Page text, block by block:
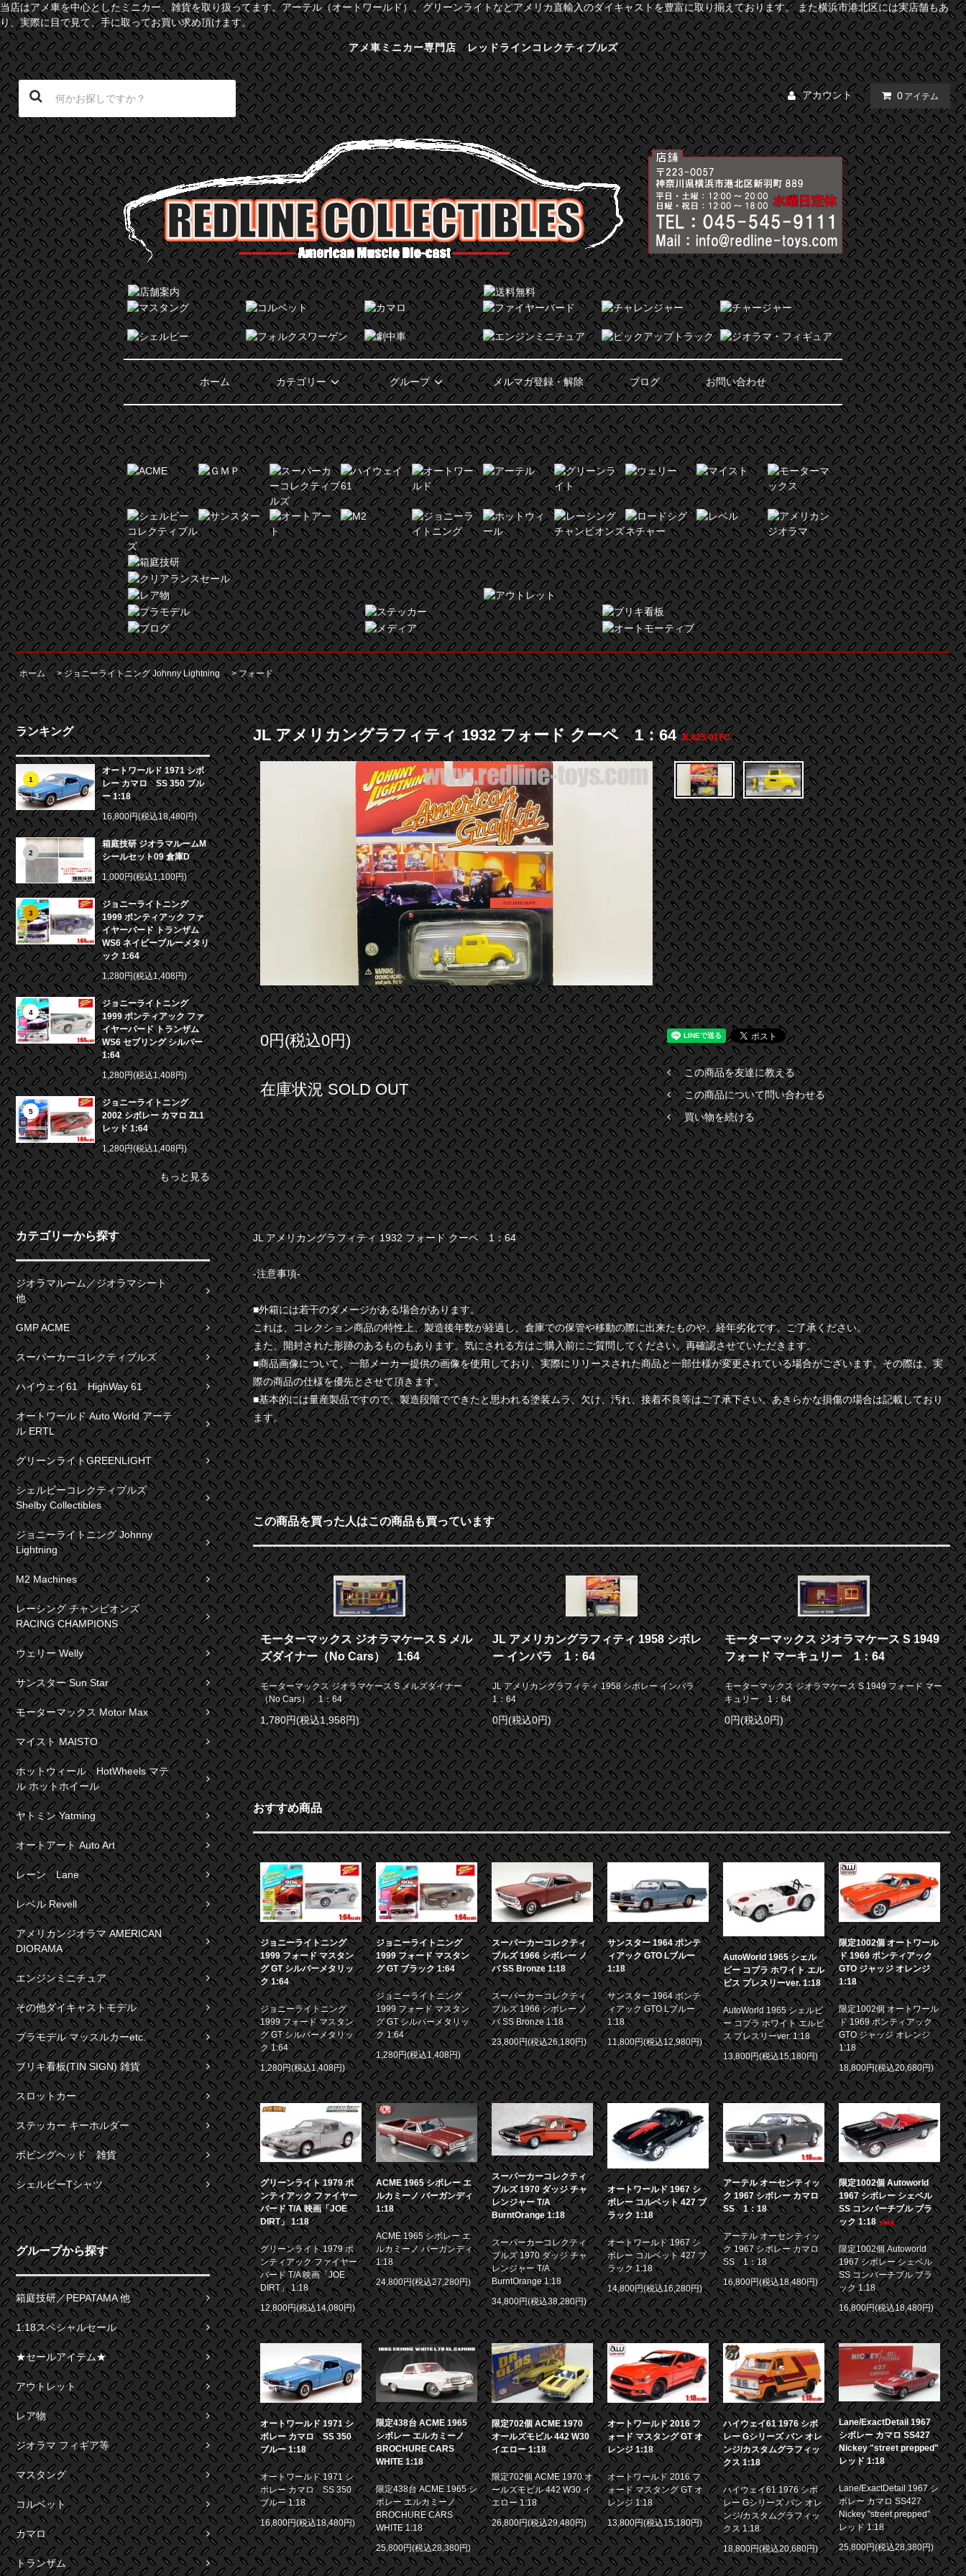
当店はアメ車を中心としたミニカー、雑貨を取り扱ってます。アーテル（オートワールド）、グリーンライトなどアメリカ直輸入のダイキャストを豊富に取り揃えております。 また横浜市港北区には実店舗もあ
り、実際に目で見て、手に取ってお買い求め頂けます。
アメ車ミニカー専門店 レッドラインコレクティブルズ
アカウント 0 アイテム
ホーム カテゴリー グループ メルマガ登録・解除 ブログ お問い合わせ
ホーム >ジョニーライトニング Johnny Lightning > フォード
ランキング
1
オートワールド 1971 シボ
レー カマロ SS 350 ブル
ー 1:18
16,800円(税込18,480円)
2
箱庭技研 ジオラマルームM
シールセット09 倉庫D
1,000円(税込1,100円)
3
ジョニーライトニング
1999 ポンティアック ファ
イヤーバード トランザム
WS6 ネイビーブルーメタリ
ック 1:64
1,280円(税込1,408円)
4
ジョニーライトニング
1999 ポンティアック ファ
イヤーバード トランザム
WS6 セブリング シルバー
1:64
1,280円(税込1,408円)
5
ジョニーライトニング
2002 シボレー カマロ ZL1
レッド 1:64
1,280円(税込1,408円)
もっと見る
カテゴリーから探す
ジオラマルーム／ジオラマシート
他
GMP ACME
スーパーカーコレクティブルズ
ハイウェイ61 HighWay 61
オートワールド Auto World アーテ
ル ERTL
グリーンライトGREENLIGHT
シェルビーコレクティブルズ
Shelby Collectibles
ジョニーライトニング Johnny
Lightning
M2 Machines
レーシング チャンピオンズ
RACING CHAMPIONS
ウェリー Welly
サンスター Sun Star
モーターマックス Motor Max
マイスト MAISTO
ホットウィール HotWheels マテ
ル ホットホイール
ヤトミン Yatming
オートアート Auto Art
レーン Lane
レベル Revell
アメリカンジオラマ AMERICAN
DIORAMA
エンジンミニチュア
その他ダイキャストモデル
プラモデル マッスルカーetc.
ブリキ看板(TIN SIGN) 雑貨
スロットカー
ステッカー キーホルダー
ボビングヘッド 雑貨
シェルビーTシャツ
グループから探す
箱庭技研／PEPATAMA 他
1:18スペシャルセール
★セールアイテム★
アウトレット
レア物
ジオラマ フィギア等
マスタング
コルベット
カマロ
トランザム
JL アメリカングラフィティ 1932 フォード クーペ 1：64JL425-01FC
0円(税込0円)
在庫状況 SOLD OUT
この商品を友達に教える
この商品について問い合わせる
買い物を続ける
JL アメリカングラフィティ 1932 フォード クーペ 1：64
-注意事項-
■外箱には若干のダメージがある場合があります。
これは、コレクション商品の特性上、製造後年数が経過し、倉庫での保管や移動の際に出来たものや、経年劣化です。ご了承ください。
また、開封された形跡のあるものもあります。気にされる方はご購入前にご質問してください。再確認させていただきます。
■商品画像について、一部メーカー提供の画像を使用しており、実際にリリースされた商品と一部仕様が変更されている場合がございます。その際は、実
際の商品の仕様を優先とさせて頂きます。
■基本的には量産製品ですので、製造段階でできたと思われる塗装ムラ、欠け、汚れ、接着不良等はご了承下さい。あきらかな損傷の場合は記載しており
ます。
この商品を買った人はこの商品も買っています
モーターマックス ジオラマケース S メル
ズダイナー（No Cars） 1:64
モーターマックス ジオラマケース S メルズダイナー
（No Cars） 1：64
1,780円(税込1,958円)
JL アメリカングラフィティ 1958 シボレ
ー インパラ 1：64
JL アメリカングラフィティ 1958 シボレー インパラ
1：64
0円(税込0円)
モーターマックス ジオラマケース S 1949
フォード マーキュリー 1：64
モーターマックス ジオラマケース S 1949 フォード マー
キュリー 1：64
0円(税込0円)
おすすめ商品
ジョニーライトニング
1999 フォード マスタン
グ GT シルバーメタリッ
ク 1:64
ジョニーライトニング
1999 フォード マスタン
グ GT シルバーメタリッ
ク 1:64
1,280円(税込1,408円)
ジョニーライトニング
1999 フォード マスタン
グ GT ブラック 1:64
ジョニーライトニング
1999 フォード マスタン
グ GT シルバーメタリッ
ク 1:64
1,280円(税込1,408円)
スーパーカーコレクティ
ブルズ 1966 シボレー ノ
バ SS Bronze 1:18
スーパーカーコレクティ
ブルズ 1966 シボレー ノ
バ SS Bronze 1:18
23,800円(税込26,180円)
サンスター 1964 ポンテ
ィアック GTO Lブルー
1:18
サンスター 1964 ポンテ
ィアック GTO Lブルー
1:18
11,800円(税込12,980円)
AutoWorld 1965 シェル
ビー コブラ ホワイト エル
ビス プレスリーver. 1:18
AutoWorld 1965 シェルビ
ー コブラ ホワイト エルビ
ス プレスリーver. 1:18
13,800円(税込15,180円)
限定1002個 オートワール
ド 1969 ポンティアック
GTO ジャッジ オレンジ
1:18
限定1002個 オートワール
ド 1969 ポンティアック
GTO ジャッジ オレンジ
1:18
18,800円(税込20,680円)
グリーンライト 1979 ポ
ンティアック ファイヤー
バード T/A 映画「JOE
DIRT」 1:18
グリーンライト 1979 ポ
ンティアック ファイヤー
バード T/A 映画「JOE
DIRT」 1:18
12,800円(税込14,080円)
ACME 1965 シボレー エ
ルカミーノ バーガンディ
1:18
ACME 1965 シボレー エ
ルカミーノ バーガンディ
1:18
24,800円(税込27,280円)
スーパーカーコレクティ
ブルズ 1970 ダッジ チャ
レンジャー T/A
BurntOrange 1:18
スーパーカーコレクティ
ブルズ 1970 ダッジ チャ
レンジャー T/A
BurntOrange 1:18
34,800円(税込38,280円)
オートワールド 1967 シ
ボレー コルベット 427 ブ
ラック 1:18
オートワールド 1967 シ
ボレー コルベット 427 ブ
ラック 1:18
14,800円(税込16,280円)
アーテル オーセンティッ
ク 1967 シボレー カマロ
SS 1：18
アーテル オーセンティッ
ク 1967 シボレー カマロ
SS 1：18
16,800円(税込18,480円)
限定1002個 Autoworld
1967 シボレー シェベル
SS コンバーチブル ブラ
ック 1:18
限定1002個 Autoworld
1967 シボレー シェベル
SS コンバーチブル ブラ
ック 1:18
16,800円(税込18,480円)
オートワールド 1971 シ
ボレー カマロ SS 350
ブルー 1:18
オートワールド 1971 シ
ボレー カマロ SS 350
ブルー 1:18
16,800円(税込18,480円)
限定438台 ACME 1965
シボレー エルカミーノ
BROCHURE CARS
WHITE 1:18
限定438台 ACME 1965 シ
ボレー エルカミーノ
BROCHURE CARS
WHITE 1:18
25,800円(税込28,380円)
限定702個 ACME 1970
オールズモビル 442 W30
イエロー 1:18
限定702個 ACME 1970 オ
ールズモビル 442 W30 イ
エロー 1:18
26,800円(税込29,480円)
オートワールド 2016 フ
ォード マスタング GT オ
レンジ 1:18
オートワールド 2016 フ
ォード マスタング GT オ
レンジ 1:18
13,800円(税込15,180円)
ハイウェイ61 1976 シボ
レー Gシリーズ バン オレ
ンジ/カスタムグラフィッ
クス 1:18
ハイウェイ61 1976 シボ
レー Gシリーズ バン オレ
ンジ/カスタムグラフィッ
クス 1:18
18,800円(税込20,680円)
Lane/ExactDetail 1967
シボレー カマロ SS427
Nickey "street prepped"
レッド 1:18
Lane/ExactDetail 1967 シ
ボレー カマロ SS427
Nickey "street prepped"
レッド 1:18
25,800円(税込28,380円)